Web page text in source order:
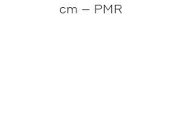
cm – PMR